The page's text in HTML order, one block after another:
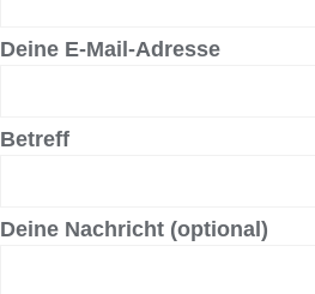
Deine E-Mail-Adresse
Betreff
Deine Nachricht (optional)